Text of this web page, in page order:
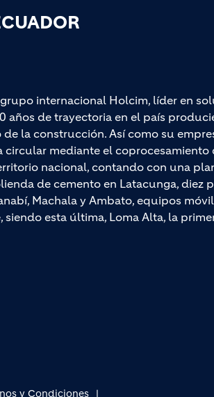
internacional Holcim, líder en
años de trayectoria en el país
la construcción. Así como su
mediante el
nacional, contando con una
de cemento en Latacunga, diez
Machala y Ambato, equipos
siendo esta última, Loma Alta, la
y Condiciones